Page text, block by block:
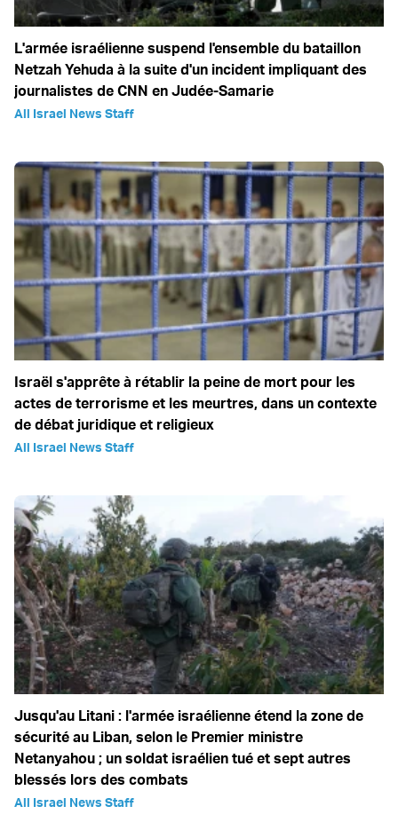
L'armée israélienne suspend l'ensemble du bataillon
Netzah Yehuda à la suite d'un incident impliquant des
journalistes de CNN en Judée-Samarie
All Israel News Staff
Israël s'apprête à rétablir la peine de mort pour les
actes de terrorisme et les meurtres, dans un contexte
de débat juridique et religieux
All Israel News Staff
Jusqu'au Litani : l'armée israélienne étend la zone de
sécurité au Liban, selon le Premier ministre
Netanyahou ; un soldat israélien tué et sept autres
blessés lors des combats
All Israel News Staff